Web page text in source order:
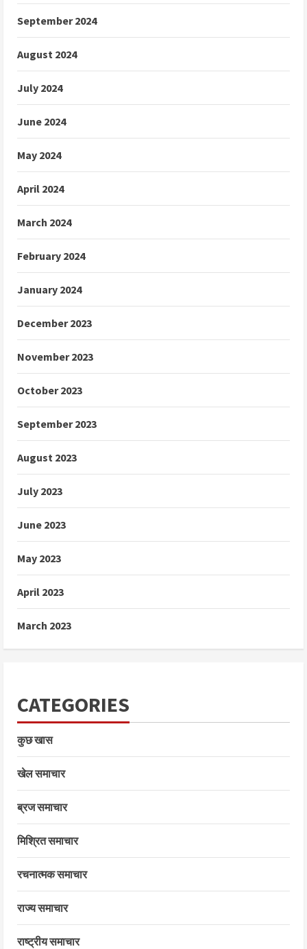
September 2024
August 2024
July 2024
June 2024
May 2024
April 2024
March 2024
February 2024
January 2024
December 2023
November 2023
October 2023
September 2023
August 2023
July 2023
June 2023
May 2023
April 2023
March 2023
CATEGORIES
कुछ खास
खेल समाचार
ब्रज समाचार
मिश्रित समाचार
रचनात्मक समाचार
राज्य समाचार
राष्ट्रीय समाचार